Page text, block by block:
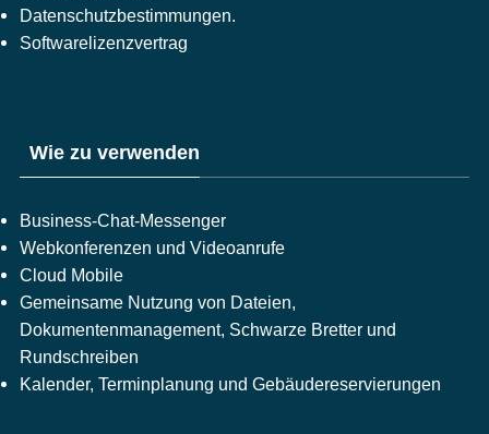
Datenschutzbestimmungen.
Softwarelizenzvertrag
Wie zu verwenden
Business-Chat-Messenger
Webkonferenzen und Videoanrufe
Cloud Mobile
Gemeinsame Nutzung von Dateien,
Dokumentenmanagement, Schwarze Bretter und
Rundschreiben
Kalender, Terminplanung und Gebäudereservierungen